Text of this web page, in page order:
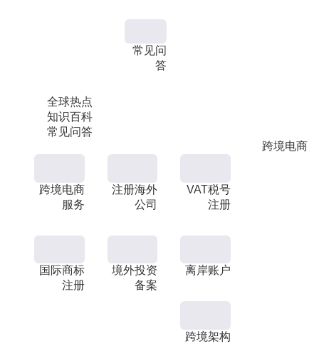
全球热点
知识百科
常见问答
常见问
答
跨境电商
跨境电商
服务
注册海外
公司
VAT税号
注册
国际商标
注册
境外投资
备案
离岸账户
跨境架构